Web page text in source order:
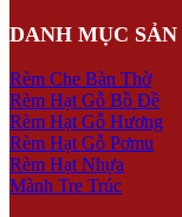
DANH MỤC
Rèm Che Bàn Thờ
Rèm Hạt Gỗ Bồ Đề
Rèm Hạt Gỗ Hương
Rèm Hạt Gỗ Pơmu
Rèm Hạt Nhựa
Mành Tre Trúc